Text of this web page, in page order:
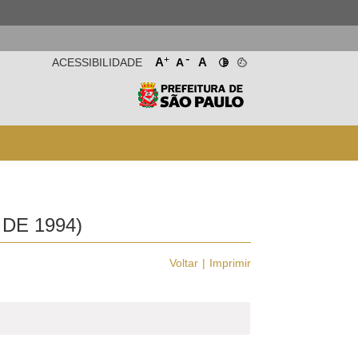
A+ A- A
ACESSIBILIDADE
1994)
Voltar Imprimir